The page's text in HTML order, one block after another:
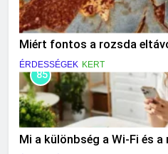
Miért fontos a rozsda
ÉRDESSÉGEK KERT
85
Mi a különbség a Wi-Fi és